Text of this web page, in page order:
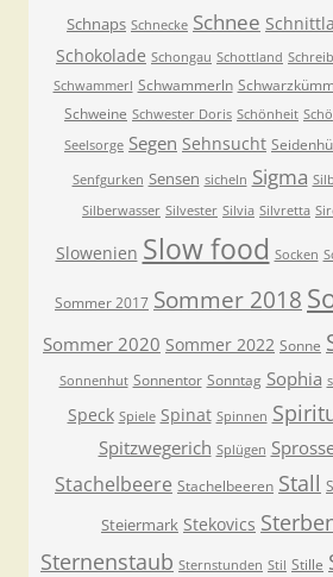
Schnaps Schnecke Schnee
Schokolade Schongau Schottland
Schwammerl Schwammerln
Schweine Schwester Doris Schönheit
Seelsorge Segen Sehnsucht
Senfgurken Sensen sicheln Sigma
Silberwasser Silvester Silvia Silvretta
Slowenien Slow food Socken
Sommer 2017 Sommer 2018
Sommer 2020 Sommer 2022 Sonne
Sonnenhut Sonnentor Sonntag Sophia
Speck Spiele Spinat Spinnen
Spitzwegerich Splügen
Stachelbeere Stachelbeeren Stall
Steiermark Stekovics
Sternenstaub Sternstunden Stil Stille